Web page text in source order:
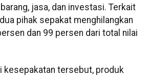
jasa, dan investasi. Terkait
pihak sepakat menghilangkan
dan 99 persen dari total nilai
kesepakatan tersebut, produk